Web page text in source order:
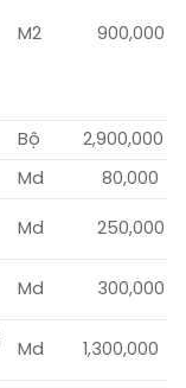
M2 900,000
Bộ 2,900,000
Md 80,000
Md 250,000
Md 300,000
Md 1,300,000